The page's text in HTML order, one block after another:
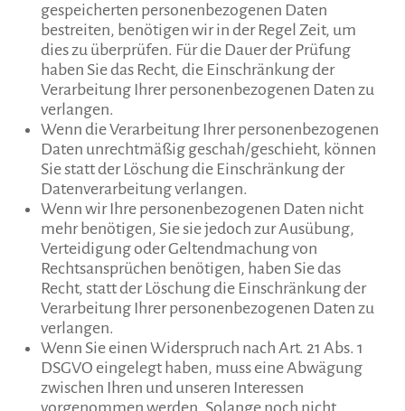
gespeicherten personenbezogenen Daten
bestreiten, benötigen wir in der Regel Zeit, um
dies zu überprüfen. Für die Dauer der Prüfung
haben Sie das Recht, die Einschränkung der
Verarbeitung Ihrer personenbezogenen Daten zu
verlangen.
Wenn die Verarbeitung Ihrer personenbezogenen
Daten unrechtmäßig geschah/geschieht, können
Sie statt der Löschung die Einschränkung der
Datenverarbeitung verlangen.
Wenn wir Ihre personenbezogenen Daten nicht
mehr benötigen, Sie sie jedoch zur Ausübung,
Verteidigung oder Geltendmachung von
Rechtsansprüchen benötigen, haben Sie das
Recht, statt der Löschung die Einschränkung der
Verarbeitung Ihrer personenbezogenen Daten zu
verlangen.
Wenn Sie einen Widerspruch nach Art. 21 Abs. 1
DSGVO eingelegt haben, muss eine Abwägung
zwischen Ihren und unseren Interessen
vorgenommen werden. Solange noch nicht